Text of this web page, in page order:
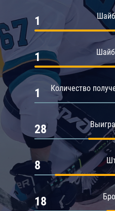
Амур
Барыс
Салават
1
1
Количество
1
28
8
18